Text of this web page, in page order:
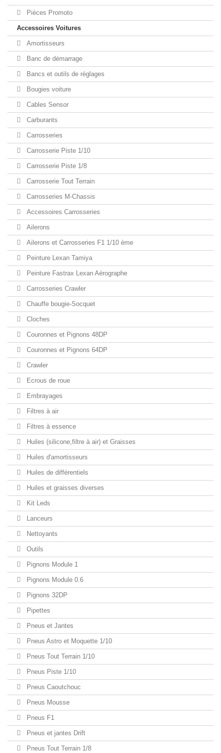
Pièces Promoto
Accessoires Voitures
Amortisseurs
Banc de démarrage
Bancs et outils de réglages
Bougies voiture
Cables Sensor
Carburants
Carrosseries
Carrosserie Piste 1/10
Carrosserie Piste 1/8
Carrosserie Tout Terrain
Carrosseries M-Chassis
Accessoires Carrosseries
Ailerons
Ailerons et Carrosseries F1 1/10 ème
Peinture Lexan Tamiya
Peinture Fastrax Lexan Aérographe
Carrosseries Crawler
Chauffe bougie-Socquet
Cloches
Couronnes et Pignons 48DP
Couronnes et Pignons 64DP
Crawler
Ecrous de roue
Embrayages
Filtres à air
Filtres à essence
Huiles (silicone,filtre à air) et Graisses
Huiles d'amortisseurs
Huiles de différentiels
Huiles et graisses diverses
Kit Leds
Lanceurs
Nettoyants
Outils
Pignons Module 1
Pignons Module 0.6
Pignons 32DP
Pipettes
Pneus et Jantes
Pneus Astro et Moquette 1/10
Pneus Tout Terrain 1/10
Pneus Piste 1/10
Pneus Caoutchouc
Pneus Mousse
Pneus F1
Pneus et jantes Drift
Pneus Tout Terrain 1/8